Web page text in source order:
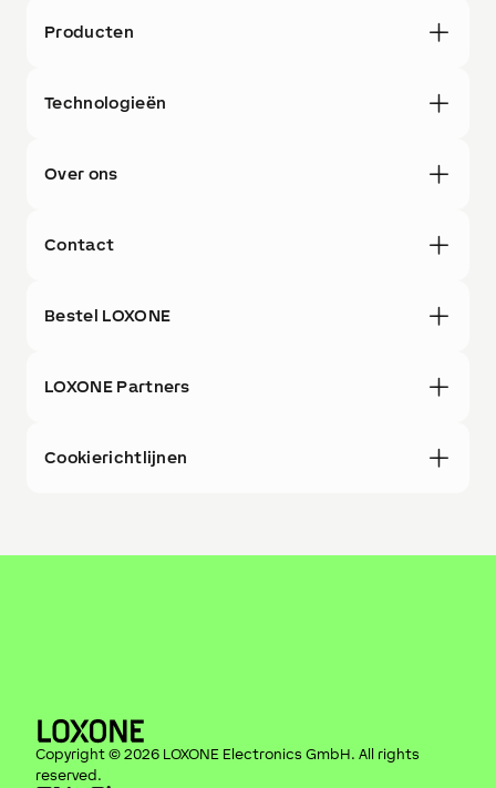
Producten
Technologieën
Over ons
Contact
Bestel LOXONE
LOXONE Partners
Cookierichtlijnen
Copyright © 2026 LOXONE Electronics GmbH. All rights
reserved.